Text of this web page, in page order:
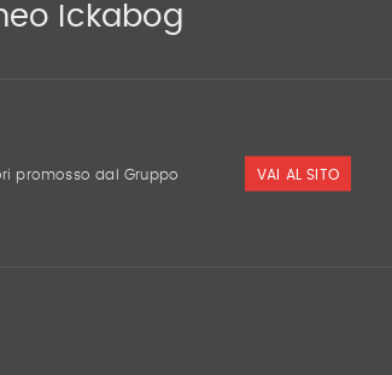
Ickabog
promosso dal Gruppo
VAI AL SITO